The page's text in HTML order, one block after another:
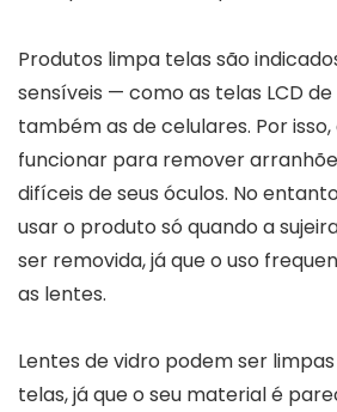
Produtos limpa telas são
sensíveis — como as telas LCD
também as de celulares. Por
funcionar para remover
difíceis de seus óculos. No
usar o produto só quando a
ser removida, já que o uso
as lentes.
Lentes de vidro podem ser
telas, já que o seu material é